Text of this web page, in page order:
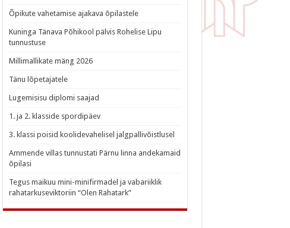
Õpikute vahetamise ajakava õpilastele
Kuninga Tänava Põhikool pälvis Rohelise Lipu
tunnustuse
Millimallikate mäng 2026
Tänu lõpetajatele
Lugemisisu diplomi saajad
1. ja 2. klasside spordipäev
3. klassi poisid koolidevahelisel jalgpallivõistlusel
Ammende villas tunnustati Pärnu linna andekamaid
õpilasi
Tegus maikuu mini-minifirmadel ja vabariiklik
rahatarkuseviktoriin “Olen Rahatark”